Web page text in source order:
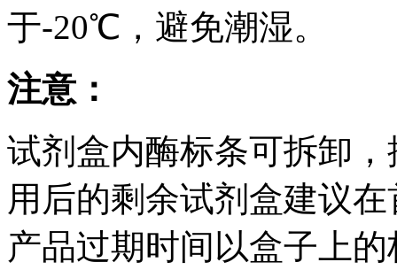
于-20℃，避免潮湿。
注意：
试剂盒内酶标条可拆卸
用后的剩余试剂盒建议
产品过期时间以盒子上